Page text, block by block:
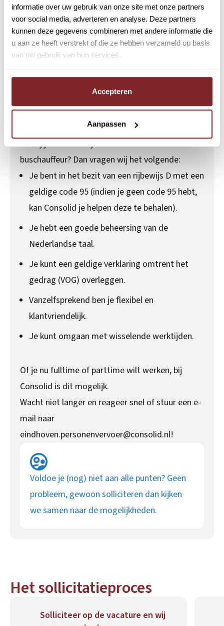
informatie over uw gebruik van onze site met onze partners
voor social media, adverteren en analyse. Deze partners
kunnen deze gegevens combineren met andere informatie die
u aan ze heeft verstrekt of die ze hebben verzameld op basis
van uw gebruik van hun services.
Accepteren
Aanpassen
door naarmate je meer ervaring opdoet en je
ontwikkelt in de functie.
Functie-eisen
Buschauffeur D |
Wisselende diensten |
Kom jij het team bij Consolid versterken als
buschauffeur? Dan vragen wij het volgende:
Je bent in het bezit van een rijbewijs D met een
geldige code 95 (indien je geen code 95 hebt,
kan Consolid je helpen deze te behalen).
Je hebt een goede beheersing van de
Nederlandse taal.
Je kunt een geldige verklaring omtrent het
gedrag (VOG) overleggen.
Vanzelfsprekend ben je flexibel en
klantvriendelijk.
Je kunt omgaan met wisselende werktijden.
Of je nu fulltime of parttime wilt werken, bij
Consolid is dit mogelijk.
Wacht niet langer en reageer snel of stuur een e-
mail naar
eindhoven.personenvervoer@consolid.nl!
Voldoe je (nog) niet aan alle punten? Geen
probleem, gewoon solliciteren dan kijken
we samen naar de mogelijkheden.
Het sollicitatieproces
Solliciteer op de vacature en wij